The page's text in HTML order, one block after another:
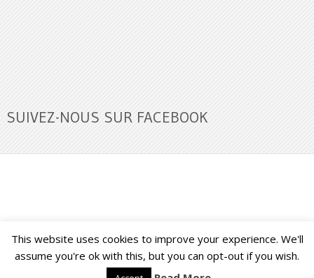
SUIVEZ-NOUS SUR FACEBOOK
Buzz Ultra Copyright © 2026. Back to Top ↑
This website uses cookies to improve your experience. We'll
assume you're ok with this, but you can opt-out if you wish.